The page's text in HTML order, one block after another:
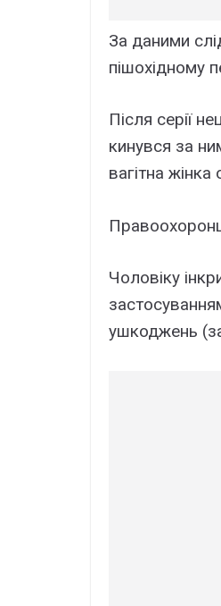
За даними
пішохідному
Після серії
кинувся за
вагітна
Чоловіку
ушкоджень